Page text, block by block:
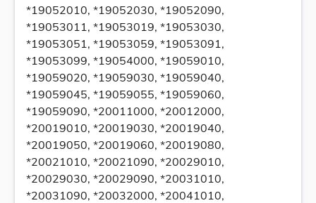
*19052010, *19052030, *19052090,
*19053011, *19053019, *19053030,
*19053051, *19053059, *19053091,
*19053099, *19054000, *19059010,
*19059020, *19059030, *19059040,
*19059045, *19059055, *19059060,
*19059090, *20011000, *20012000,
*20019010, *20019030, *20019040,
*20019050, *20019060, *20019080,
*20021010, *20021090, *20029010,
*20029030, *20029090, *20031010,
*20031090, *20032000, *20041010,